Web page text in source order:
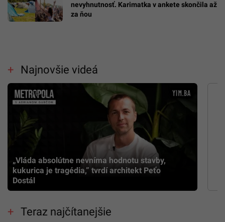
nevyhnutnosť. Karimatka v ankete skončila až
za ňou
Najnovšie videá
„Vláda absolútne nevníma hodnotu stavby,
kukurica je tragédia,” tvrdí architekt Peťo
Dostál
Teraz najčítanejšie